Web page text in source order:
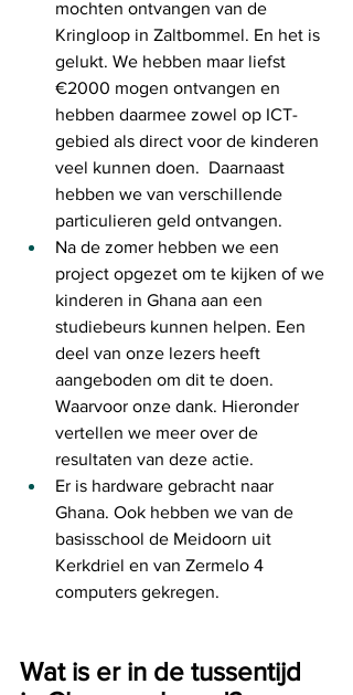
mochten ontvangen van de
Kringloop in Zaltbommel. En het is
gelukt. We hebben maar liefst
€2000 mogen ontvangen en
hebben daarmee zowel op ICT-
gebied als direct voor de kinderen
veel kunnen doen.  Daarnaast
hebben we van verschillende
particulieren geld ontvangen.
Na de zomer hebben we een
project opgezet om te kijken of we
kinderen in Ghana aan een
studiebeurs kunnen helpen. Een
deel van onze lezers heeft
aangeboden om dit te doen.
Waarvoor onze dank. Hieronder
vertellen we meer over de
resultaten van deze actie.
Er is hardware gebracht naar
Ghana. Ook hebben we van de
basisschool de Meidoorn uit
Kerkdriel en van Zermelo 4
computers gekregen.
Wat is er in de tussentijd